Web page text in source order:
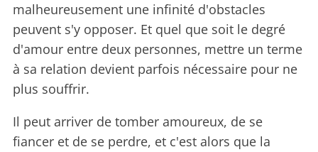
malheureusement une infinité d'obstacles
peuvent s'y opposer. Et quel que soit le degré
d'amour entre deux personnes, mettre un terme
à sa relation devient parfois nécessaire pour ne
plus souffrir.
Il peut arriver de tomber amoureux, de se
fiancer et de se perdre, et c'est alors que la